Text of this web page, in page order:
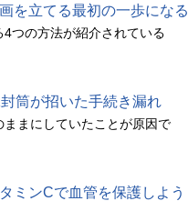
を立てる最初の一歩になる
つの方法が紹介されている
筒が招いた手続き漏れ
まにしていたことが原因で
ミンCで血管を保護しよう